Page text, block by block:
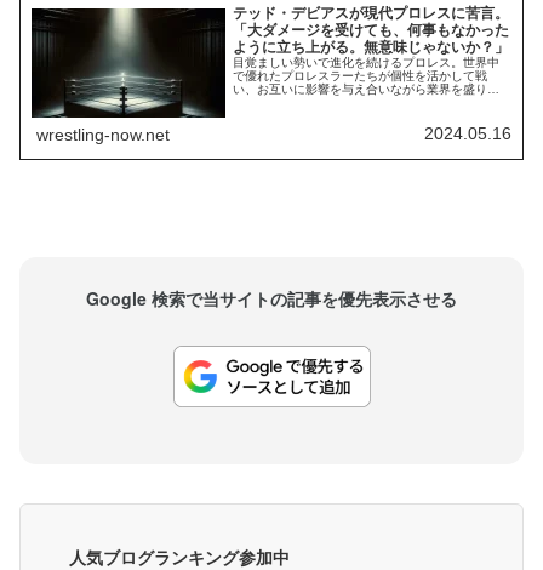
テッド・デビアスが現代プロレスに苦言。
「大ダメージを受けても、何事もなかった
ように立ち上がる。無意味じゃないか？」
目覚ましい勢いで進化を続けるプロレス。世界中
で優れたプロレスラーたちが個性を活かして戦
い、お互いに影響を与え合いながら業界を盛り上
かつてのプロレス界を盛り上げていたレジェンド
たちにとっては、今のプロレス界は理想的な形で
wrestling-now.net 2024.05.16
Google 検索で当サイトの記事を優先表示させる
人気ブログランキング参加中